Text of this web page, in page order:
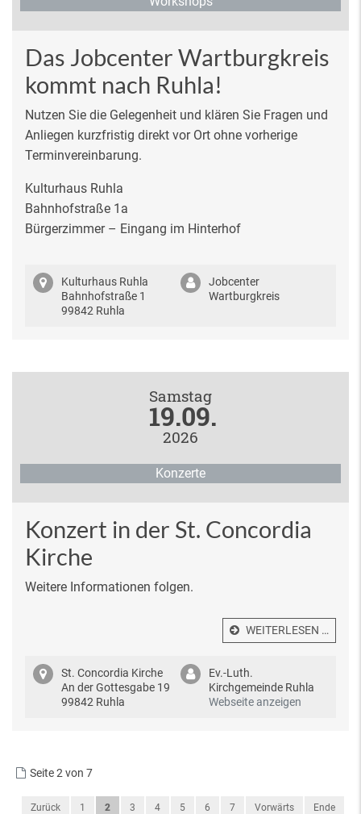
Das Jobcenter Wartburgkreis
kommt nach Ruhla!
Nutzen Sie die Gelegenheit und klären Sie Fragen und
Anliegen kurzfristig direkt vor Ort ohne vorherige
Terminvereinbarung.
Kulturhaus Ruhla
Bahnhofstraße 1a
Bürgerzimmer – Eingang im Hinterhof
Kulturhaus Ruhla
Bahnhofstraße 1
99842 Ruhla
Jobcenter
Wartburgkreis
Samstag
19.09.
2026
Konzerte
Konzert in der St. Concordia
Kirche
Weitere Informationen folgen.
WEITERLESEN …
St. Concordia Kirche
An der Gottesgabe 19
99842 Ruhla
Ev.-Luth.
Kirchgemeinde Ruhla
Webseite anzeigen
Seite 2 von 7
Zurück 1 2 3 4 5 6 7 Vorwärts Ende